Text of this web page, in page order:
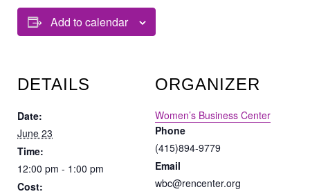
Add to calendar
DETAILS
Date:
June 23
Time:
12:00 pm - 1:00 pm
Cost:
ORGANIZER
Women’s Business Center
Phone
(415)894-9779
Email
wbc@rencenter.org